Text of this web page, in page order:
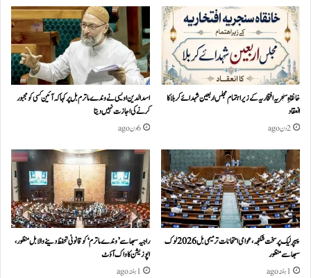
خانقاہِ سنجریہ افتخاریہ کے زیراہتمام مجلس اربعین شہدائے کربلا کا
انعقاد
2 دن ago
اسد الدین اویسی نے وندے ماترم بل پر کہا کہ آئین کسی کو مجبور
کرنے کی اجازت نہیں دیتا
6 دن ago
پیپر لیک پر سخت شکنجہ، عوامی امتحانات ترمیمی بل 2026 لوک
سبھا سے منظور
1 ہفتہ ago
راجیہ سبھا سے ’وندے ماترم‘ کو قانونی تحفظ دینے والا بل منظور،
اپوزیشن کا واک آؤٹ
1 ہفتہ ago